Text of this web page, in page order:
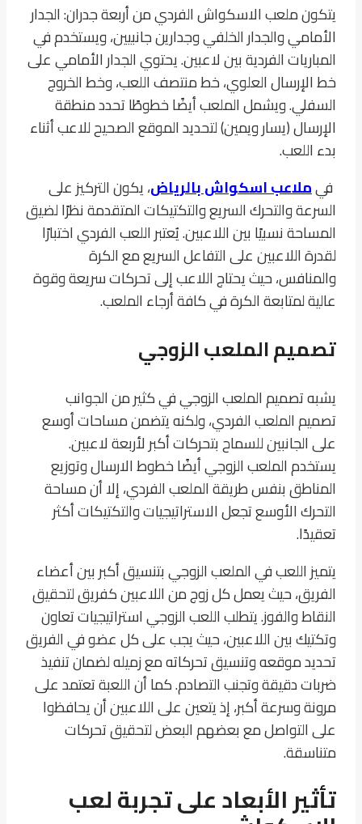
يتكون ملعب الاسكواش الفردي من أربعة جدران: الجدار
الأمامي والجدار الخلفي وجدارين جانبيين، ويستخدم في
المباريات الفردية بين لاعبين. يحتوي الجدار الأمامي على
خط الإرسال العلوي، خط منتصف اللعب، وخط الخروج
السفلي. ويشمل الملعب أيضًا خطوطًا تحدد منطقة
الإرسال (يسار ويمين) لتحديد الموقع الصحيح للاعب أثناء
بدء اللعب.
فيملاعب اسكواش بالرياض، يكون التركيز على
السرعة والتحرك السريع والتكتيكات المتقدمة نظرًا لضيق
المساحة نسبيًا بين اللاعبين. يُعتبر اللعب الفردي اختبارًا
لقدرة اللاعبين على التفاعل السريع مع الكرة
والمنافس، حيث يحتاج اللاعب إلى تحركات سريعة وقوة
عالية لمتابعة الكرة في كافة أرجاء الملعب.
تصميم الملعب الزوجي
يشبه تصميم الملعب الزوجي في كثير من الجوانب
تصميم الملعب الفردي، ولكنه يتضمن مساحات أوسع
على الجانبين للسماح بتحركات أكبر لأربعة لاعبين.
يستخدم الملعب الزوجي أيضًا خطوط الارسال وتوزيع
المناطق بنفس طريقة الملعب الفردي، إلا أن مساحة
التحرك الأوسع تجعل الاستراتيجيات والتكتيكات أكثر
تعقيدًا.
يتميز اللعب في الملعب الزوجي بتنسيق أكبر بين أعضاء
الفريق، حيث يعمل كل زوج من اللاعبين كفريق لتحقيق
النقاط والفوز. يتطلب اللعب الزوجي استراتيجيات تعاون
وتكتيك بين اللاعبين، حيث يجب على كل عضو في الفريق
تحديد موقعه وتنسيق تحركاته مع زميله لضمان تنفيذ
ضربات دقيقة وتجنب التصادم. كما أن اللعبة تعتمد على
مرونة وسرعة أكبر، إذ يتعين على اللاعبين أن يحافظوا
على التواصل مع بعضهم البعض لتحقيق تحركات
متناسقة.
تأثير الأبعاد على تجربة لعب